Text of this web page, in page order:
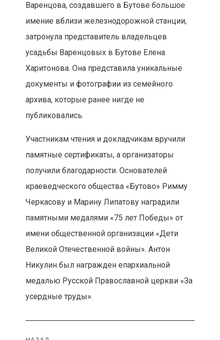
Варенцова, создавшего в Бутове большое
имение вблизи железнодорожной станции,
затронула представитель владельцев
усадьбы Варенцовых в Бутове Елена
Харитонова. Она представила уникальные
документы и фотографии из семейного
архива, которые ранее нигде не
публиковались.
Участникам чтения и докладчикам вручили
памятные сертификаты, а организаторы
получили благодарности. Основателей
краеведческого общества «Бутово» Римму
Черкасову и Марину Липатову наградили
памятными медалями «75 лет Победы» от
имени общественной организации «Дети
Великой Отечественной войны». Антон
Никулин был награжден епархиальной
медалью Русской Православной церкви «За
усердные труды».